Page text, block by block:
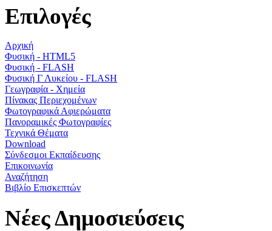
Επιλογές
Αρχική
Φυσική - HTML5
Φυσική - FLASH
Φυσική Γ Λυκείου - FLASH
Γεωγραφία - Χημεία
Πίνακας Περιεχομένων
Φωτογραφικά Αφιερώματα
Πανοραμικές Φωτογραφίες
Τεχνικά Θέματα
Download
Σύνδεσμοι Εκπαίδευσης
Επικοινωνία
Αναζήτηση
Βιβλίο Επισκεπτών
Νέες Δημοσιεύσεις